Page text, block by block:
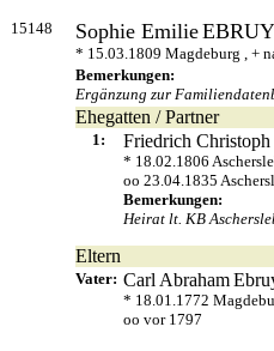
15148 Sophie EmilieEBRUY
* 15.03.1809 Magdeburg , +
Bemerkungen:
Ergänzung zur
Ehegatten / Partner
1: Friedrich
* 18.02.1806
oo 23.04.1835
Bemerkungen:
Heirat lt. KB
Eltern
Vater: Carl Abraham
* 18.01.1772
oo vor 1797